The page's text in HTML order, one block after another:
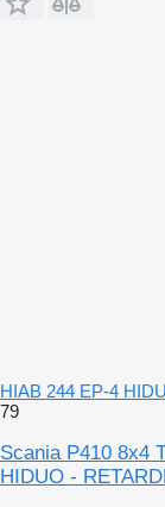
HIAB 244 EP-4
79
Scania P410 8x4
HIDUO -